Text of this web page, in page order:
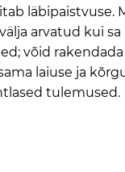
läbipaistvuse.
arvatud kui sa
võid rakendada
laiuse ja
tulemused.